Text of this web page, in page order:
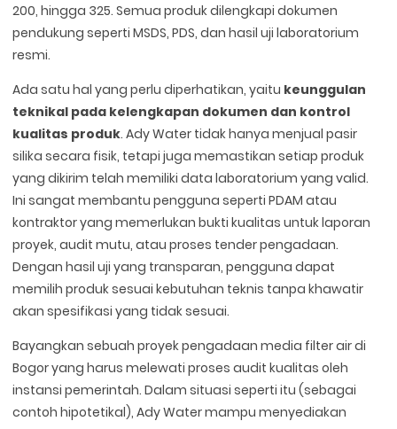
200, hingga 325. Semua produk dilengkapi dokumen
pendukung seperti MSDS, PDS, dan hasil uji laboratorium
resmi.
Ada satu hal yang perlu diperhatikan, yaitu keunggulan
teknikal pada kelengkapan dokumen dan kontrol
kualitas produk. Ady Water tidak hanya menjual pasir
silika secara fisik, tetapi juga memastikan setiap produk
yang dikirim telah memiliki data laboratorium yang valid.
Ini sangat membantu pengguna seperti PDAM atau
kontraktor yang memerlukan bukti kualitas untuk laporan
proyek, audit mutu, atau proses tender pengadaan.
Dengan hasil uji yang transparan, pengguna dapat
memilih produk sesuai kebutuhan teknis tanpa khawatir
akan spesifikasi yang tidak sesuai.
Bayangkan sebuah proyek pengadaan media filter air di
Bogor yang harus melewati proses audit kualitas oleh
instansi pemerintah. Dalam situasi seperti itu (sebagai
contoh hipotetikal), Ady Water mampu menyediakan